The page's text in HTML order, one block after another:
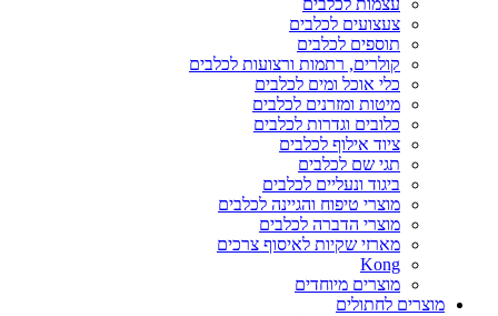
עצמות לכלבים
צעצועים לכלבים
תוספים לכלבים
קולרים, רתמות ורצועות לכלבים
כלי אוכל ומים לכלבים
מיטות ומזרנים לכלבים
כלובים וגדרות לכלבים
ציוד אילוף לכלבים
תגי שם לכלבים
ביגוד ונעליים לכלבים
מוצרי טיפוח והגיינה לכלבים
מוצרי הדברה לכלבים
מארזי שקיות לאיסוף צרכים
Kong
מוצרים מיוחדים
מוצרים לחתולים